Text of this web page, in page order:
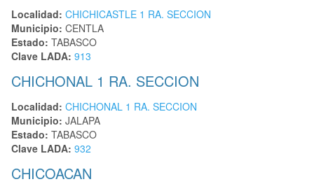
Localidad: CHICHICASTLE 1 RA. SECCION
Municipio: CENTLA
Estado: TABASCO
Clave LADA: 913
CHICHONAL 1 RA. SECCION
Localidad: CHICHONAL 1 RA. SECCION
Municipio: JALAPA
Estado: TABASCO
Clave LADA: 932
CHICOACAN